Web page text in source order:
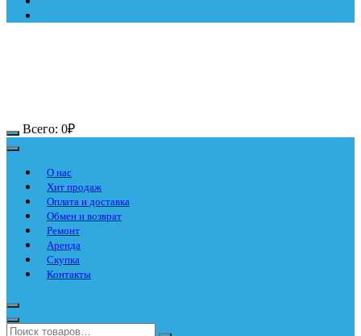
Всего: 0₽
О нас
Хит продаж
Оплата и доставка
Обмен и возврат
Ремонт
Аренда
Скупка
Контакты